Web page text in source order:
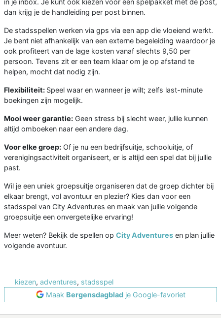
dan krijg je de handleiding per post binnen.
De stadsspellen werken via gps via een app die vloeiend werkt.
Je bent niet afhankelijk van een externe begeleiding waardoor je
ook profiteert van de lage kosten vanaf slechts 9,50 per
persoon. Tevens zit er een team klaar om je op afstand te
helpen, mocht dat nodig zijn.
Flexibiliteit: Speel waar en wanneer je wilt; zelfs last-minute
boekingen zijn mogelijk.
Mooi weer garantie: Geen stress bij slecht weer, jullie kunnen
altijd omboeken naar een andere dag.
Voor elke groep: Of je nu een bedrijfsuitje, schooluitje, of
verenigingsactiviteit organiseert, er is altijd een spel dat bij jullie
past.
Wil je een uniek groepsuitje organiseren dat de groep dichter bij
elkaar brengt, vol avontuur en plezier? Kies dan voor een
stadsspel van City Adventures en maak van jullie volgende
groepsuitje een onvergetelijke ervaring!
Meer weten? Bekijk de spellen op City Adventures en plan jullie
volgende avontuur.
kiezen, adventures, stadsspel
Maak Bergensdagbladje Google-favoriet